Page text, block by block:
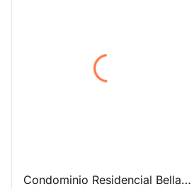
Condominio Residencial Bella Vita